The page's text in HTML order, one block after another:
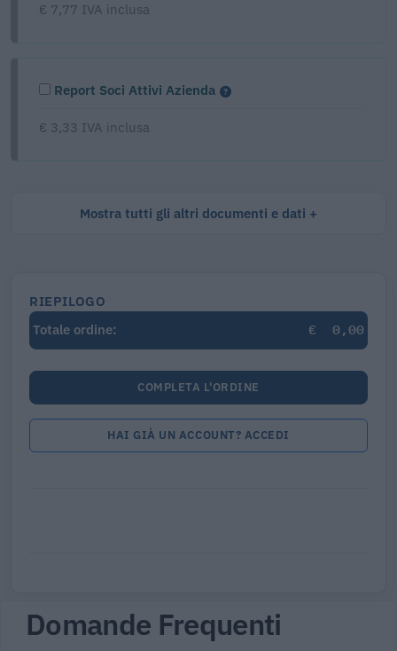
€ 7,77 IVA inclusa
Report Soci Attivi Azienda
€ 3,33 IVA inclusa
Mostra tutti gli altri documenti e dati
RIEPILOGO
Totale ordine:
€ 0,00
COMPLETA L'ORDINE
HAI GIÀ UN ACCOUNT? ACCEDI
Domande Frequenti